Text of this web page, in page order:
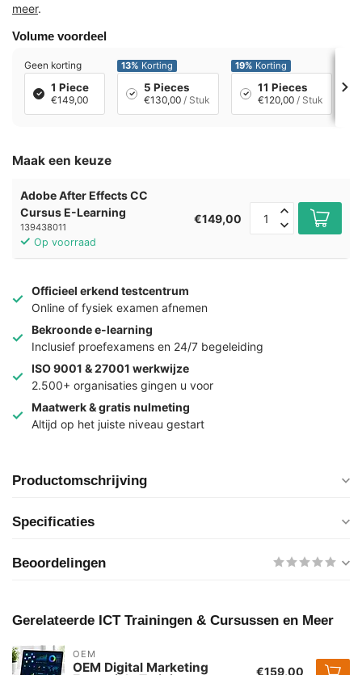
meer.
Volume voordeel
Geen korting
1 Piece
€149,00
13% Korting
5 Pieces
€130,00 / Stuk
19% Korting
11 Pieces
€120,00 / Stuk
Maak een keuze
Adobe After Effects CC
Cursus E-Learning
139438011
Op voorraad
€149,00
Officieel erkend testcentrum
Online of fysiek examen afnemen
Bekroonde e-learning
Inclusief proefexamens en 24/7 begeleiding
ISO 9001 & 27001 werkwijze
2.500+ organisaties gingen u voor
Maatwerk & gratis nulmeting
Altijd op het juiste niveau gestart
Productomschrijving
Specificaties
Beoordelingen
Gerelateerde ICT Trainingen & Cursussen en Meer
OEM
OEM Digital Marketing €159,00